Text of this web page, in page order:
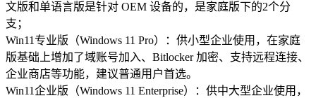
文版和单语言版是针对 OEM 设备的，是家庭版下的2个分
支；
Win11专业版（Windows 11 Pro）：供小型企业使用，在家庭
版基础上增加了域账号加入、Bitlocker 加密、支持远程连接、
企业商店等功能，建议普通用户首选。
Win11企业版（Windows 11 Enterprise）：供中大型企业使用，